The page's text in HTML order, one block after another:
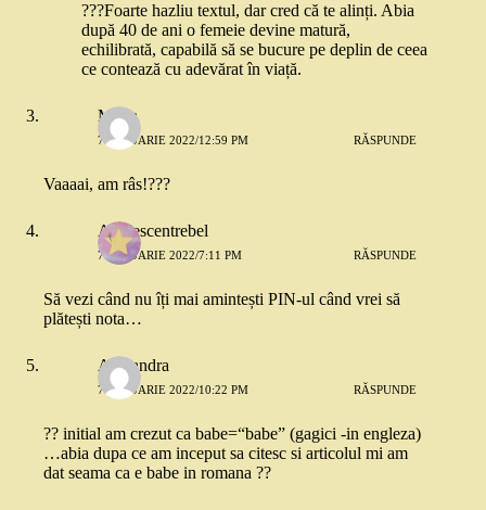
???Foarte hazliu textul, dar cred că te alinți. Abia
după 40 de ani o femeie devine matură,
echilibrată, capabilă să se bucure pe deplin de ceea
ce contează cu adevărat în viață.
Maria
7 IANUARIE 2022/12:59 PM RĂSPUNDE
Vaaaai, am râs!???
Adolescentrebel
7 IANUARIE 2022/7:11 PM RĂSPUNDE
Să vezi când nu îți mai amintești PIN-ul când vrei să
plătești nota…
Alexandra
7 IANUARIE 2022/10:22 PM RĂSPUNDE
?? initial am crezut ca babe=“babe” (gagici -in engleza)
…abia dupa ce am inceput sa citesc si articolul mi am
dat seama ca e babe in romana ??